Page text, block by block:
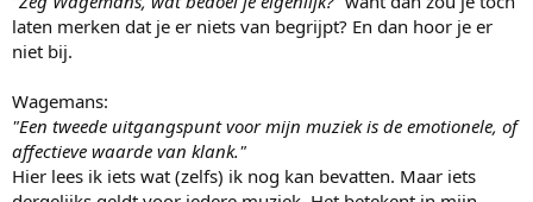
laten merken dat je er niets van begrijpt? En dan hoor je er
niet bij.
Wagemans:
"Een tweede uitgangspunt voor mijn muziek is de emotionele, of
affectieve waarde van klank."
Hier lees ik iets wat (zelfs) ik nog kan bevatten. Maar iets